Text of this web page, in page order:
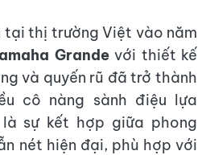
tại thị trường Việt vào năm
Grandevới thiết kế
và quyến rũ đã trở thành
cô nàng sành điệu lựa
sự kết hợp giữa phong
nét hiện đại, phù hợp với